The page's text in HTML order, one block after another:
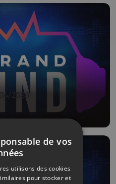
2026
de vos
utilisons des cookies
pour stocker et